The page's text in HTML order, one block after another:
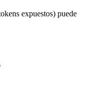
expuestos) puede